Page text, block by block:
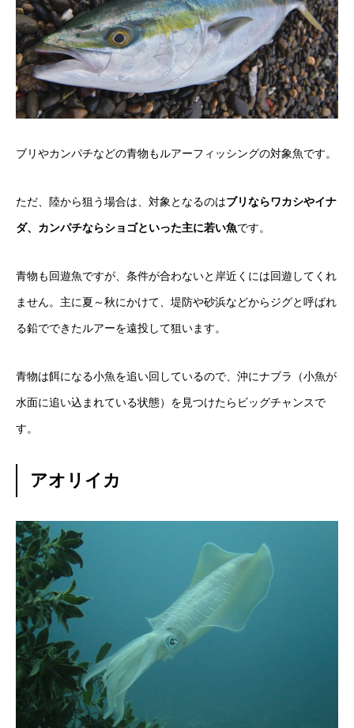
ブリやカンパチなどの青物もルアーフィッシングの対象魚です。
ただ、陸から狙う場合は、対象となるのはブリならワカシやイナ
ダ、カンパチならショゴといった主に若い魚です。
青物も回遊魚ですが、条件が合わないと岸近くには回遊してくれ
ません。主に夏～秋にかけて、堤防や砂浜などからジグと呼ばれ
る鉛でできたルアーを遠投して狙います。
青物は餌になる小魚を追い回しているので、沖にナブラ（小魚が
水面に追い込まれている状態）を見つけたらビッグチャンスで
す。
アオリイカ